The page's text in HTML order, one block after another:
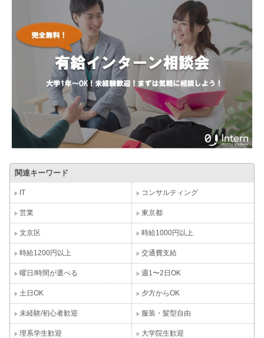
関連キーワード
IT コンサルティング
営業 東京都
文京区 時給1000円以上
時給1200円以上 交通費支給
曜日/時間が選べる 週1〜2日OK
土日OK 夕方からOK
未経験/初心者歓迎 服装・髪型自由
理系学生歓迎 大学院生歓迎